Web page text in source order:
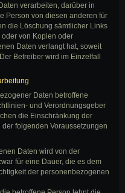
verarbeiten, darüber in
Person von diesen anderen für
die Löschung sämtlicher Links
von Kopien oder
Daten verlangt hat, soweit
Betreiber wird im Einzelfall
Daten betroffene
und Verordnungsgeber
die Einschränkung der
folgenden Voraussetzungen
Daten wird von der
für eine Dauer, die es dem
der personenbezogenen